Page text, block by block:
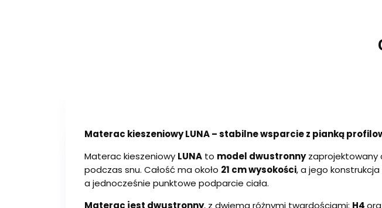
Materac kieszeniowy LUNA – stabilne wsparcie z pianką
Materac kieszeniowy LUNA to model dwustronnyzaprojektowany
podczas snu. Całość ma około 21 cm wysokości, a jego konstrukcja
a jednocześnie punktowe podparcie ciała.
Materac jest dwustronny, z dwiema różnymi twardościami: H4